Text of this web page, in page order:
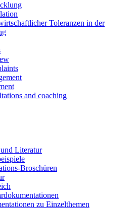
Toleranzen in der
and coaching
Literatur
Broschüren
zu Einzelthemen